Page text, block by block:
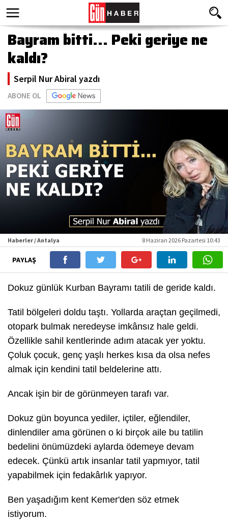
Bayram bitti... Peki geriye ne
kaldı?
Serpil Nur Abiral yazdı
ABONE OL
Haberler / Antalya 8 Haziran 2026 Pazartesi 10:43
PAYLAŞ
Dokuz günlük Kurban Bayramı tatili de geride kaldı.
Tatil bölgeleri doldu taştı. Yollarda araçtan geçilmedi,
otopark bulmak neredeyse imkânsız hale geldi.
Özellikle sahil kentlerinde adım atacak yer yoktu.
Çoluk çocuk, genç yaşlı herkes kısa da olsa nefes
almak için kendini tatil beldelerine attı.
Ancak işin bir de görünmeyen tarafı var.
Dokuz gün boyunca yediler, içtiler, eğlendiler,
dinlendiler ama görünen o ki birçok aile bu tatilin
bedelini önümüzdeki aylarda ödemeye devam
edecek. Çünkü artık insanlar tatil yapmıyor, tatil
yapabilmek için fedakârlık yapıyor.
Ben yaşadığım kent Kemer'den söz etmek
istiyorum.